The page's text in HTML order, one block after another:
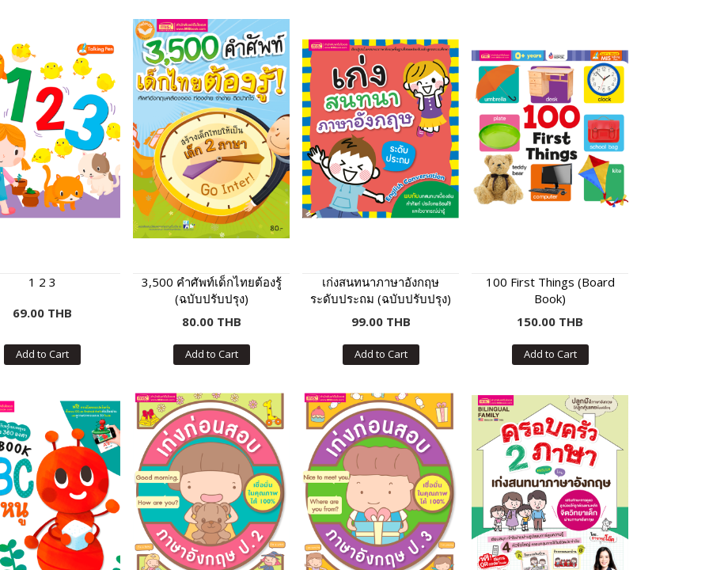
1 2 3
69.00 THB
Add to Cart
3,500 คำศัพท์เด็กไทยต้องรู้
(ฉบับปรับปรุง)
80.00 THB
Add to Cart
เก่งสนทนาภาษาอังกฤษ
ระดับประถม (ฉบับปรับปรุง)
99.00 THB
Add to Cart
100 First Things (Board
Book)
150.00 THB
Add to Cart